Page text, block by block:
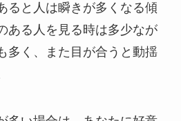
ると人は瞬きが多くなる傾
ある人を見る時は多少なが
多く、また目が合うと動揺